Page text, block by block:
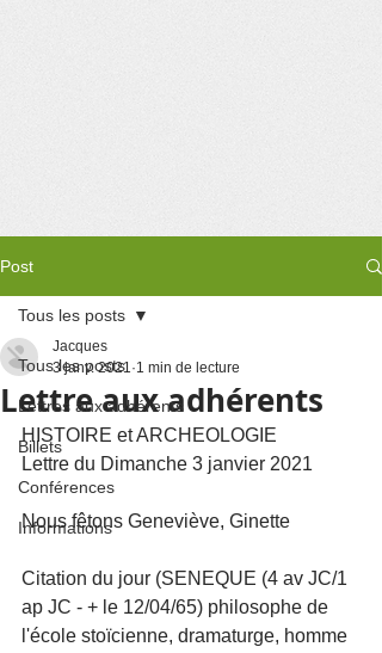
Post
Tous les posts
Lettres aux adhérents
Billets
Conférences
Informations
Tous les posts
Lettre aux adhérents
Jacques
3 janv. 2021 1 min de lecture
HISTOIRE et ARCHEOLOGIE
Lettre du Dimanche 3 janvier 2021
Nous fêtons Geneviève, Ginette
Citation du jour (SENEQUE (4 av JC/1
ap JC - + le 12/04/65) philosophe de
l'école stoïcienne, dramaturge, homme